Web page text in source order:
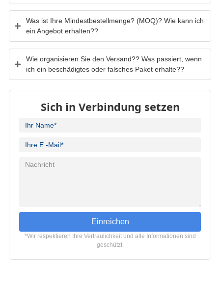
Was ist Ihre Mindestbestellmenge? (MOQ)? Wie kann ich
Wie organisieren Sie den Versand?? Was passiert, wenn
Sich in Verbindung setzen
*Wir respektieren Ihre Vertraulichkeit und alle Informationen sind